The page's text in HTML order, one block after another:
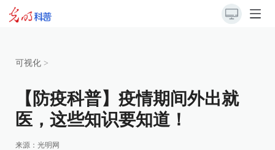
可视化 >
【防疫科普】疫情期间外出就
医，这些知识要知道！
来源： 光明网